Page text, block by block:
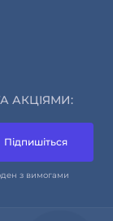
АКЦІЯМИ:
Підпишіться
з вимогами